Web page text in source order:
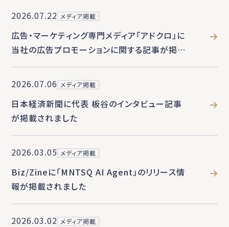
2026.07.22 メディア掲載
広告・マーケティング専門メディア「アドクロ」に
当社の広告プロモーションに関する記事が掲載
されました
2026.07.06 メディア掲載
日本経済新聞に代表 板谷のインタビュー記事
が掲載されました
2026.03.05 メディア掲載
Biz/Zineに「MNTSQ AI Agent」のリリース情
報が掲載されました
2026.03.02 メディア掲載